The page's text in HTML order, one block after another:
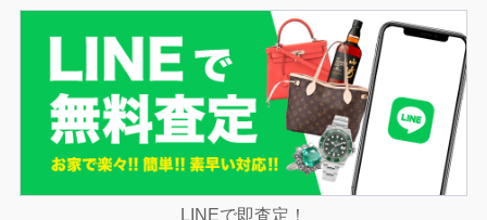
LINEで即査定！